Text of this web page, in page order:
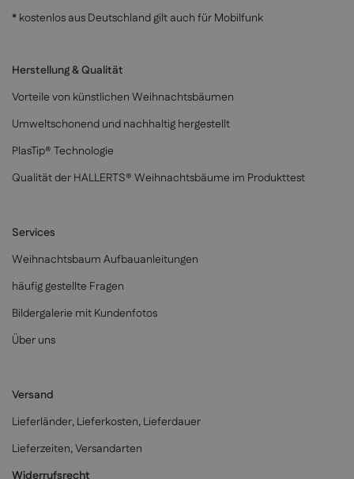
* kostenlos aus Deutschland gilt auch für Mobilfunk
Herstellung & Qualität
Vorteile von künstlichen Weihnachtsbäumen
Umweltschonend und nachhaltig hergestellt
PlasTip® Technologie
Qualität der HALLERTS® Weihnachtsbäume im Produkttest
Services
Weihnachtsbaum Aufbauanleitungen
häufig gestellte Fragen
Bildergalerie mit Kundenfotos
Über uns
Versand
Lieferländer, Lieferkosten, Lieferdauer
Lieferzeiten, Versandarten